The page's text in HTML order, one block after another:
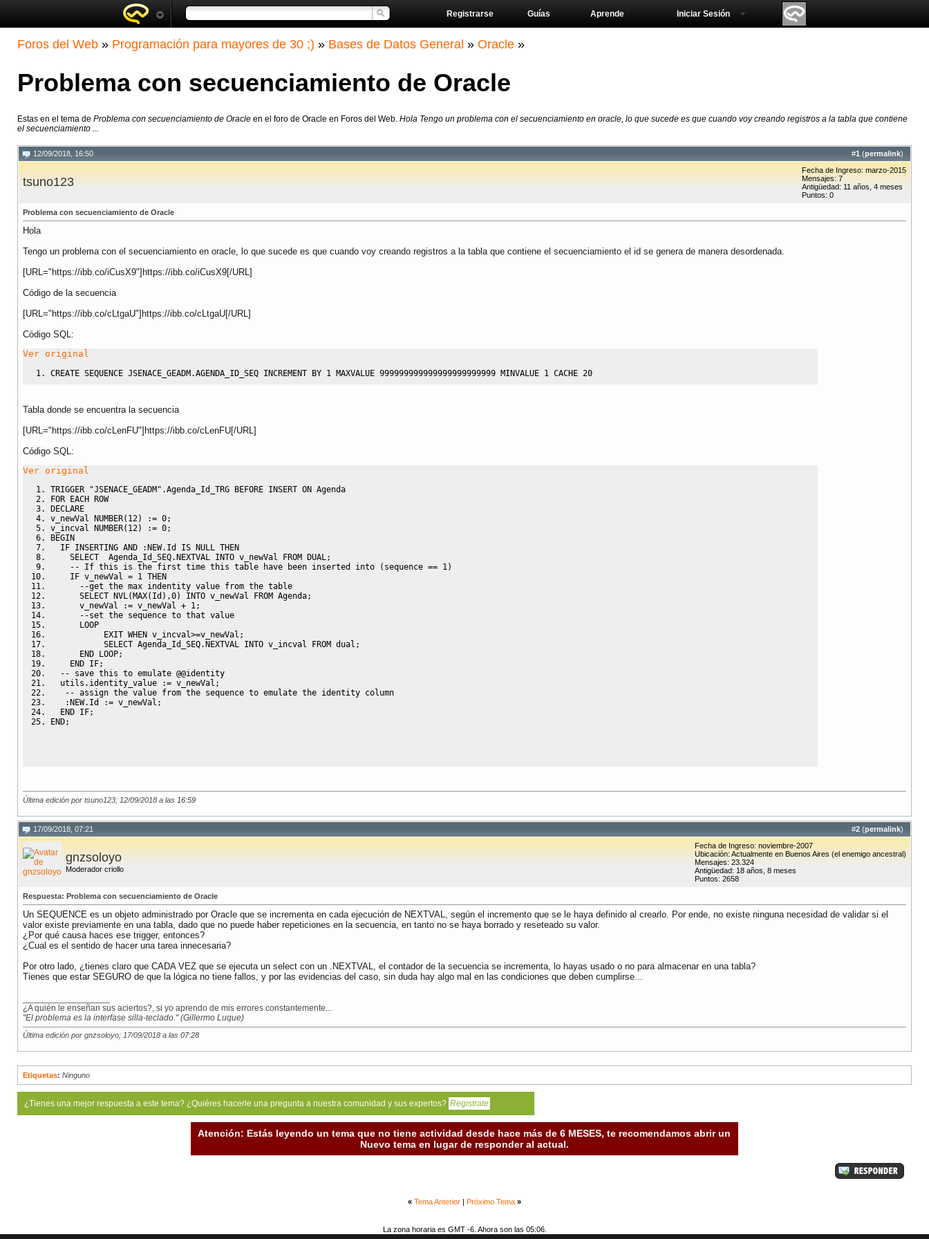
Aprende
Guías
Registrarse Iniciar Sesión
Foros del Web » Programación para mayores de 30 ;) » Bases de Datos General » Oracle »
Problema con secuenciamiento de Oracle
Estas en el tema de Problema con secuenciamiento de Oracle en el foro de Oracle en Foros del Web. Hola Tengo un problema con el secuenciamiento en oracle, lo que sucede es que cuando voy creando registros a la tabla que contiene
el secuenciamiento ...
#1 (permalink)
12/09/2018, 16:50
tsuno123
Fecha de Ingreso: marzo-2015
Mensajes: 7
Antigüedad: 11 años, 4 meses
Puntos: 0
Problema con secuenciamiento de Oracle
Hola
Tengo un problema con el secuenciamiento en oracle, lo que sucede es que cuando voy creando registros a la tabla que contiene el secuenciamiento el id se genera de manera desordenada.
[URL="https://ibb.co/iCusX9"]https://ibb.co/iCusX9[/URL]
Código de la secuencia
[URL="https://ibb.co/cLtgaU"]https://ibb.co/cLtgaU[/URL]
Código SQL:
Ver original
CREATE SEQUENCE JSENACE_GEADM.AGENDA_ID_SEQ INCREMENT BY 1 MAXVALUE 999999999999999999999999 MINVALUE 1 CACHE 20
Tabla donde se encuentra la secuencia
[URL="https://ibb.co/cLenFU"]https://ibb.co/cLenFU[/URL]
Código SQL:
Ver original
TRIGGER "JSENACE_GEADM" .Agenda_Id_TRG BEFORE INSERT ON Agenda
FOR EACH
ROW
DECLARE
v_newVal
NUMBER( 12) := 0;
v_incval
NUMBER( 12) := 0;
BEGIN
IF INSERTING AND : NEW. Id IS NULL THEN
SELECT Agenda_Id_SEQ. NEXTVAL INTO v_newVal FROM DUAL;
-- If this is the first time this table have been inserted into (sequence == 1)
IF v_newVal = 1 THEN
--get the max indentity value from the table
SELECT NVL( MAX( Id ) ,0) INTO v_newVal FROM Agenda;
v_newVal := v_newVal + 1;
--set the sequence to that value
LOOP
EXIT WHEN v_incval>=v_newVal;
SELECT Agenda_Id_SEQ. NEXTVAL INTO v_incval FROM dual;
END LOOP;
END IF;
-- save this to emulate @@identity
utils . identity_value := v_newVal;
-- assign the value from the sequence to emulate the identity column
: NEW. Id := v_newVal;
END IF;
END;
Última edición por tsuno123; 12/09/2018 a las 16:59
#2 (permalink)
17/09/2018, 07:21
gnzsoloyo
Moderador criollo
Fecha de Ingreso: noviembre-2007
Ubicación: Actualmente en Buenos Aires (el enemigo ancestral)
Mensajes: 23.324
Antigüedad: 18 años, 8 meses
Puntos: 2658
Respuesta: Problema con secuenciamiento de Oracle
Un SEQUENCE es un objeto administrado por Oracle que se incrementa en cada ejecución de NEXTVAL, según el incremento que se le haya definido al crearlo. Por ende, no existe ninguna necesidad de validar si el
valor existe previamente en una tabla, dado que no puede haber repeticiones en la secuencia, en tanto no se haya borrado y reseteado su valor.
¿Por qué causa haces ese trigger, entonces?
¿Cual es el sentido de hacer una tarea innecesaria?
Por otro lado, ¿tienes claro que CADA VEZ que se ejecuta un select con un .NEXTVAL, el contador de la secuencia se incrementa, lo hayas usado o no para almacenar en una tabla?
Tienes que estar SEGURO de que la lógica no tiene fallos, y por las evidencias del caso, sin duda hay algo mal en las condiciones que deben cumplirse...
¿A quién le enseñan sus aciertos?, si yo aprendo de mis errores constantemente...
"El problema es la interfase silla-teclado." (Gillermo Luque)
Última edición por gnzsoloyo; 17/09/2018 a las 07:28
Etiquetas: Ninguno
¿Tienes una mejor respuesta a este tema? ¿Quiéres hacerle una pregunta a nuestra comunidad y sus expertos? Registrate
Atención: Estás leyendo un tema que no tiene actividad desde hace más de 6 MESES, te recomendamos abrir un
Nuevo tema en lugar de responder al actual.
« Tema Anterior Próximo Tema »
La zona horaria es GMT -6. Ahora son las 05:06.